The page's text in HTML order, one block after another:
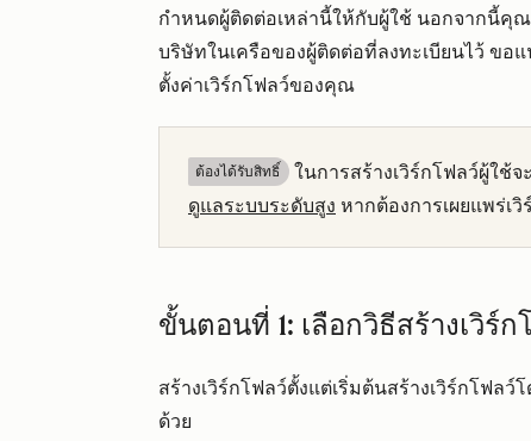
กำหนดผู้ติดต่อเหล่านี้ให้กับผู้ใช้ นอกจากนี้คุ
บริษัทในเครือของผู้ติดต่อที่ลงทะเบียนไว้ ขอ
ตั้งค่าเวิร์กโฟลว์ของคุณ
ต้องได้รับสิทธิ์​ ในการสร้างเวิร์กโฟลว์ผู้ใช้จ
ดูแลระบบระดับสูง หากต้องการเผยแพร่เ
ขั้นตอนที่ 1: เลือกวิธีสร้างเวิร์
สร้างเวิร์กโฟลว์ตั้งแต่เริ่มต้นสร้างเวิร์กโฟล
ด้วย